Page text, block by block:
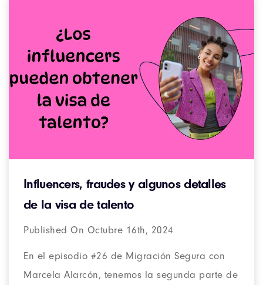
Influencers, fraudes y algunos detalles
de la visa de talento
Published On Octubre 16th, 2024
En el episodio #26 de Migración Segura con
Marcela Alarcón, tenemos la segunda parte de